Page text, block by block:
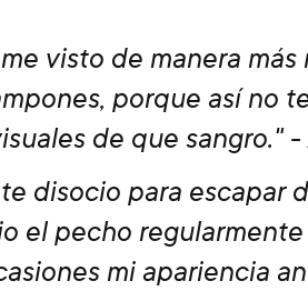
visto de manera más
porque así no
de que sangro."
disocio para escapar
el pecho
mi apariencia